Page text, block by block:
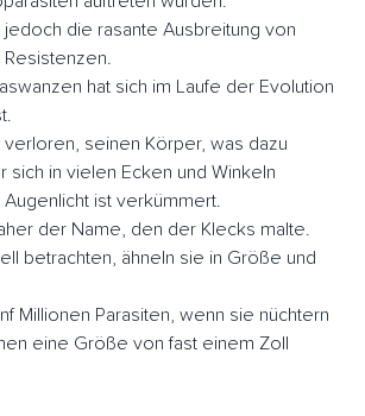
die rasante Ausbreitung von
hat sich im Laufe der Evolution
verloren, seinen Körper, was dazu
sich in vielen Ecken und Winkeln
ist verkümmert.
der Name, den der Klecks malte.
betrachten, ähneln sie in Größe und
Millionen Parasiten, wenn sie nüchtern
eine Größe von fast einem Zoll